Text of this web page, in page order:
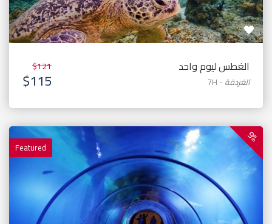
الغطس ليوم واحد
7H - الغردقة
$121
$115
Featured
9%